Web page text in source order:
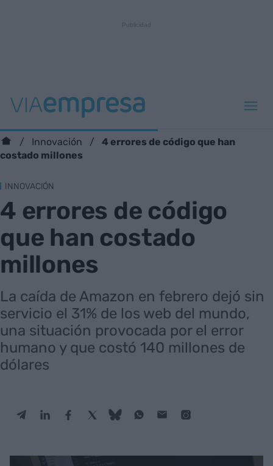
Innovación
4 errores de código que han
costado millones
INNOVACIÓN
4 errores de código
que han costado
millones
La caída de Amazon en febrero dejó sin
servicio el 31% de los web del mundo,
una situación provocada por el error
humano y que costó 140 millones de
dólares